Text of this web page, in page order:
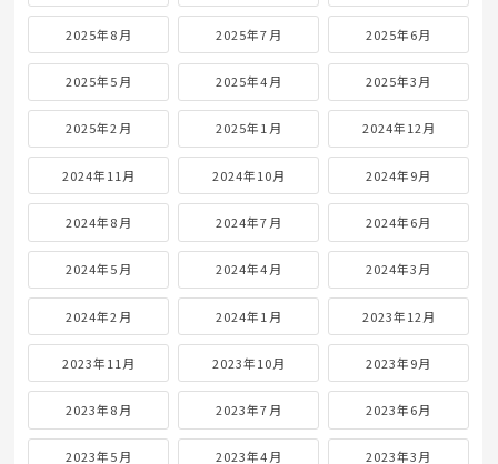
2025年8月 2025年7月 2025年6月
2025年5月 2025年4月 2025年3月
2025年2月 2025年1月 2024年12月
2024年11月 2024年10月 2024年9月
2024年8月 2024年7月 2024年6月
2024年5月 2024年4月 2024年3月
2024年2月 2024年1月 2023年12月
2023年11月 2023年10月 2023年9月
2023年8月 2023年7月 2023年6月
2023年5月 2023年4月 2023年3月